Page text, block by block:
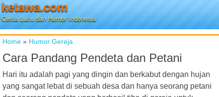
ketawa.com
Cerita Lucu dan Humor Indonesia
Home » Humor Gereja
Cara Pandang Pendeta dan Petani
Hari itu adalah pagi yang dingin dan berkabut dengan hujan
yang sangat lebat di sebuah desa dan hanya seorang petani